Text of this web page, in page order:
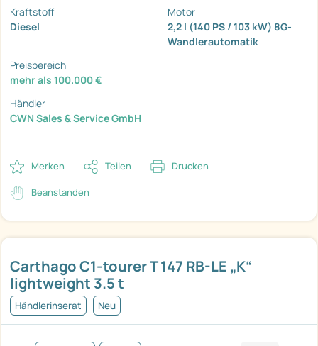
Carthago C1-tourer T 147 RB-LE „K“
lightweight 3.5 t
Händlerinserat Neu
Kraftstoff
Diesel
Motor
2,2 I (140 PS / 103 kW) 8G-
Wandlerautomatik
Preisbereich
mehr als 100.000 €
Händler
CWN Sales & Service GmbH
Merken Teilen Drucken
Beanstanden